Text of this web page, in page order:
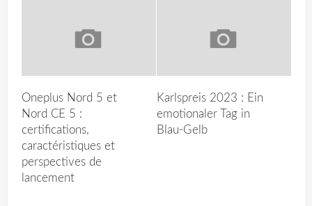
Oneplus Nord 5 et
Nord CE 5 :
certifications,
caractéristiques et
perspectives de
lancement
Karlspreis 2023 : Ein
emotionaler Tag in
Blau-Gelb